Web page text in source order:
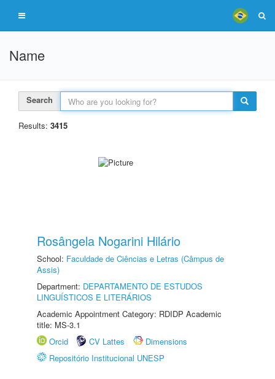
Name
Search
Results: 3415
Rosângela Nogarini Hilário
School: Faculdade de Ciências e Letras (Câmpus de
Assis)
Department: DEPARTAMENTO DE ESTUDOS
LINGUÍSTICOS E LITERÁRIOS
Academic Appointment Category: RDIDP Academic
title: MS-3.1
Orcid
CV Lattes
Dimensions
Repositório Institucional UNESP